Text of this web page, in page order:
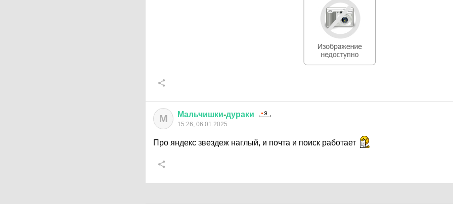
М Мальчишки-дураки
15:26, 06.01.2025
Про яндекс звездеж наглый, и почта и поиск работает